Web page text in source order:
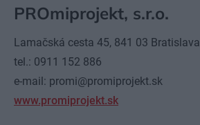
PROmiprojekt, s.r.o.
Lamačská cesta 45, 841 03 Bratislava
tel.: 0911 152 886
e-mail: promi@promiprojekt.sk
www.promiprojekt.sk